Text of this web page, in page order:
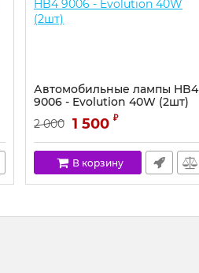
Автомобильные лампы HB4
9006 - Evolution 40W (2шт)
2 000 1 500 ₽
В корзину